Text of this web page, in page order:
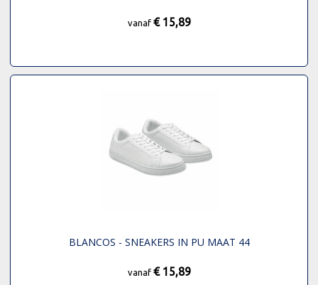
vanaf € 15,89
BLANCOS - SNEAKERS IN PU MAAT 44
vanaf € 15,89